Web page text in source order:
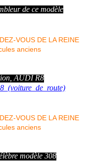
de ce modèle
AUDI R8
modèle 308